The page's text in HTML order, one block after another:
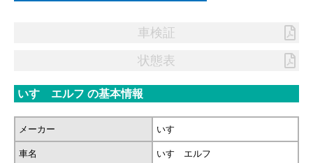
車検証
状態表
いすゞエルフ の基本情報
メーカー いすゞ
車名 いすゞエルフ